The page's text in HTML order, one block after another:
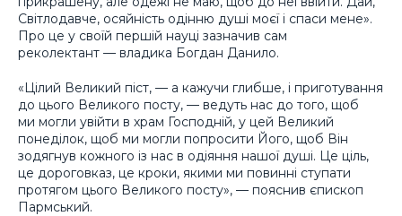
Світлодавче, осяйність одінню душі моєї і спаси мене».
Про це у своїй першій науці зазначив сам
реколектант — владика Богдан Данило.
«Цілий Великий піст, — а кажучи глибше, і приготування
до цього Великого посту, — ведуть нас до того, щоб
ми могли увійти в храм Господній, у цей Великий
понеділок, щоб ми могли попросити Його, щоб Він
зодягнув кожного із нас в одіяння нашої душі. Це ціль,
це дороговказ, це кроки, якими ми повинні ступати
протягом цього Великого посту», — пояснив єпископ
Пармський.